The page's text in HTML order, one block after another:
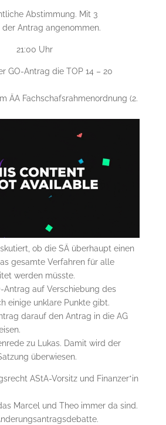
Abstimmung. Mit 3
Antrag angenommen.
21:00 Uhr
GO-Antrag die TOP 14 – 20
ÄA Fachschafsrahmenordnung (2.
ob die SÄ überhaupt einen
gesamte Verfahren für alle
werden müsste.
Antrag auf Verschiebung des
einige unklare Punkte gibt.
darauf den Antrag in die AG
zu Lukas. Damit wird der
überwiesen.
AStA-Vorsitz und Finanzer*in
Marcel und Theo immer da sind.